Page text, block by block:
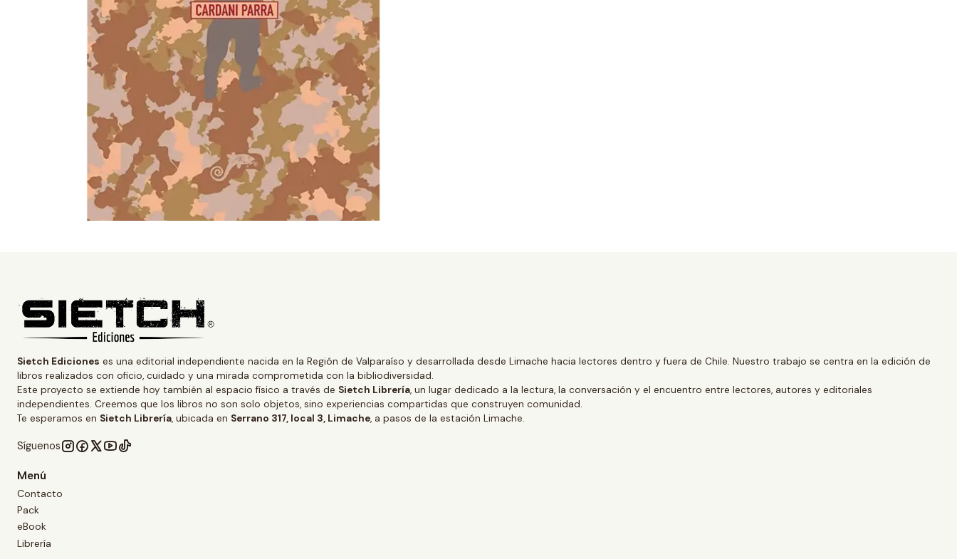
Sietch Ediciones es una editorial independiente nacida en la Región de Valparaíso y desarrollada desde Limache hacia lectores dentro y fuera de Chile. Nuestro trabajo se centra en la edición de
libros realizados con oficio, cuidado y una mirada comprometida con la bibliodiversidad.
Este proyecto se extiende hoy también al espacio físico a través de Sietch Librería, un lugar dedicado a la lectura, la conversación y el encuentro entre lectores, autores y editoriales
independientes. Creemos que los libros no son solo objetos, sino experiencias compartidas que construyen comunidad.
Te esperamos en Sietch Librería, ubicada en Serrano 317, local 3, Limache, a pasos de la estación Limache.
Síguenos
Menú
Contacto
Pack
eBook
Librería